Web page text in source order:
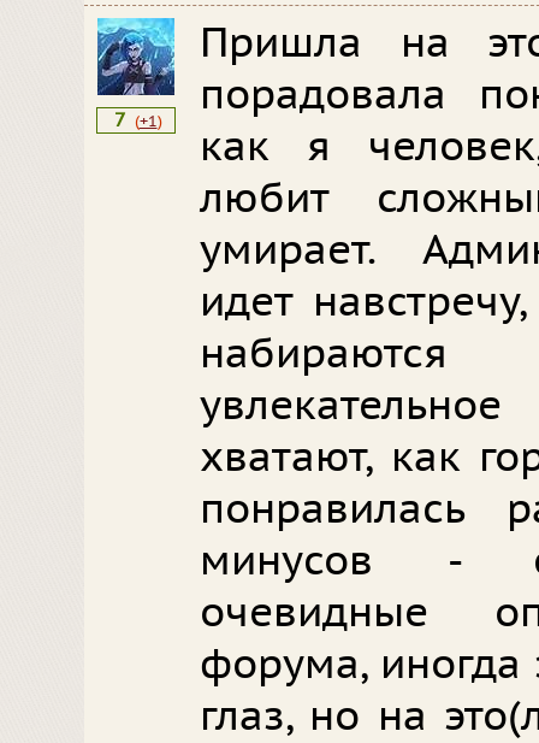
7 (+1)
Пришла на
порадовала
как я
любит
умирает.
идет
хватают, как
понравилась
минусов -
очевидные
форума, иногда
глаз, но на